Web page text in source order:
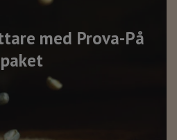
med Prova-På
paket